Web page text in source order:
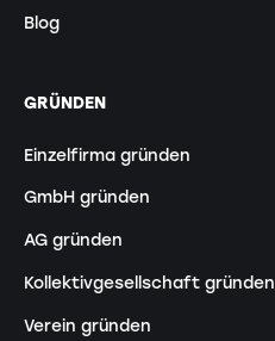
Blog
GRÜNDEN
Einzelfirma gründen
GmbH gründen
AG gründen
Kollektivgesellschaft gründen
Verein gründen